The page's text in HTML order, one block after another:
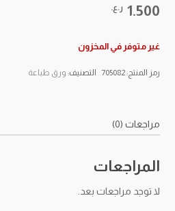
1.500 ر.ع.
غير متوفر في المخزون
رمز المنتج:705082 التصنيف: ورق طباعة
مراجعات (0)
المراجعات
لا توجد مراجعات بعد.